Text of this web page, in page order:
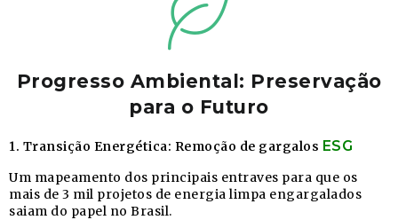
Progresso Ambiental: Preservação
para o Futuro
1. Transição Energética: Remoção de gargalos ESG
Um mapeamento dos principais entraves para que os
mais de 3 mil projetos de energia limpa engargalados
saiam do papel no Brasil.